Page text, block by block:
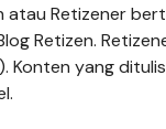
atau Retizener
Retizen.
Konten yang